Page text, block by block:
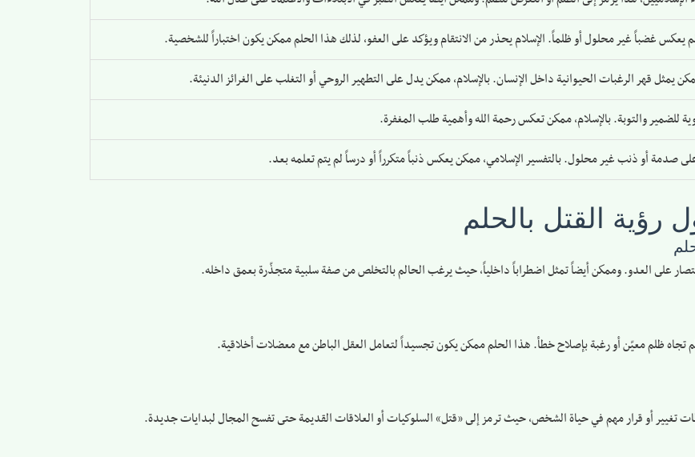
يعكس غضباً غير محلول أو ظلماً. الإسلام يحذر من الانتقام ويؤكد على العفو، لذلك هذا الحلم ممكن يكون اختباراً للشخصية.
يمثل قهر الرغبات الحيوانية داخل الإنسان. بالإسلام، ممكن يدل على التطهير الروحي أو التغلب على الغرائز الدنيئة.
للضمير والتوبة. بالإسلام، ممكن تعكس رحمة الله وأهمية طلب المغفرة.
صدمة أو ذنب غير محلول. بالتفسير الإسلامي، ممكن يعكس ذنباً متكرراً أو درساً لم يتم تعلمه بعد.
رؤية القتل بالحلم
على العدو. وممكن أيضاً تمثل اضطراباً داخلياً، حيث يرغب الحالم بالتخلص من صفة سلبية متجذّرة بعمق داخله.
ظلم معيّن أو رغبة بإصلاح خطأ. هذا الحلم ممكن يكون تجسيداً لتعامل العقل الباطن مع معضلات أخلاقية.
تغيير أو قرار مهم في حياة الشخص، حيث ترمز إلى «قتل» السلوكيات أو العلاقات القديمة حتى تفسح المجال لبدايات جديدة.